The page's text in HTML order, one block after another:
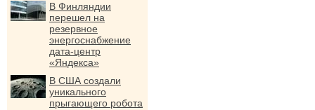
В Финляндии
перешел на
резервное
энергоснабжение
дата-центр
«Яндекса»
В США создали
уникального
прыгающего робота